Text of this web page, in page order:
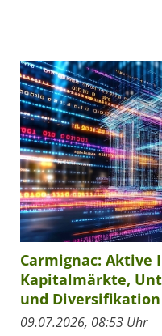
Carmignac: Aktive
Kapitalmärkte,
und Diversifikation
09.07.2026, 08:53 Uhr